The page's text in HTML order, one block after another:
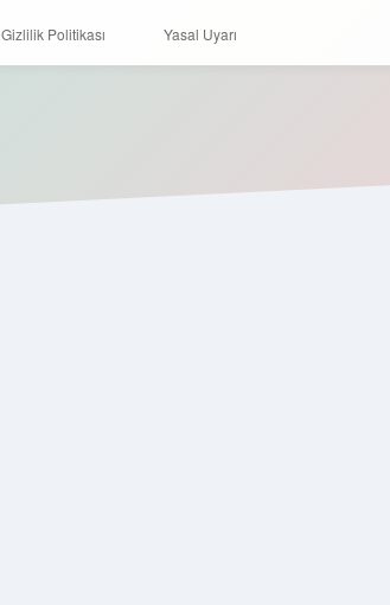
Gizlilik Politikası Yasal Uyarı